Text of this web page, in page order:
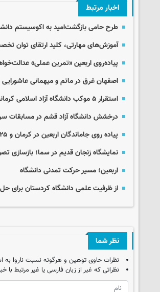
اخبار مرتبط
طرح حامی بازگشت‌امید به اکوسیستم
آموزش‌های مهارتی، کلید ارتقای توان
پیاده‌روی اربعین «تمرین عملی»
اصفهان غرق در ماتم و میهمانی
استقرار ۵ موکب دانشگاه آزاد اسلامی کرمانشاه برای خدمت‌رسانی به زائران اربعین
درخشش دانشگاه آزاد قشم در مسابقات
پیاده روی جاماندگان اربعین در کرمان و ۲۵ شهر استان
نمایشگاه زنجان قدیم در سما؛
اربعین؛ مسیر حرکت تمدنی دانشگاه
از ظرفیت علمی دانشگاه کردستان برای
نظر شما
نظرات حاوی توهین و هرگونه نسبت ناروا
نظراتی که غیر از زبان فارسی یا غیر مرتبط